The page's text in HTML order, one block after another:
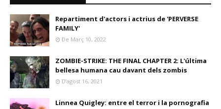
Repartiment d'actors i actrius de 'PERVERSE
FAMILY'
De Març 10, 2022
ZOMBIE-STRIKE: THE FINAL CHAPTER 2: L'última
bellesa humana cau davant dels zombis
D’agost 16, 2021
Linnea Quigley: entre el terror i la pornografia